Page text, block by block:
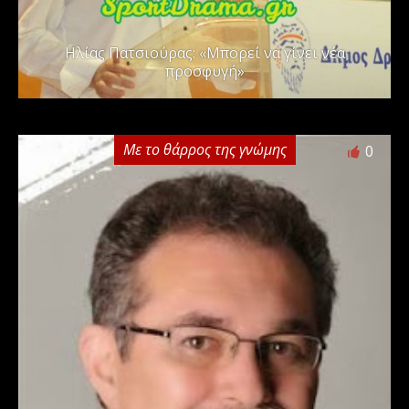
Ηλίας Πατσιούρας: «Μπορεί να γίνει νέα
προσφυγή»
Με το θάρρος της γνώμης 0